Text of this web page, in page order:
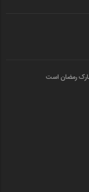
رمضان است